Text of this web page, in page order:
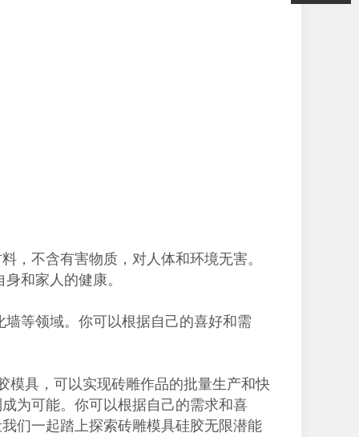
，不含有害物质，对人体和环境无害。
和家人的健康。
等领域。你可以根据自己的喜好和需
具，可以实现砖雕作品的批量生产和快
为可能。你可以根据自己的需求和喜
们一起踏上探索砖雕模具硅胶无限潜能